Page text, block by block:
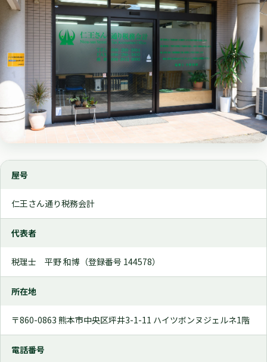
屋号
仁王さん通り税務会計
代表者
税理士 平野 和博（登録番号 144578）
所在地
〒860-0863 熊本市中央区坪井3-1-11 ハイツボンヌジェルネ1階
電話番号